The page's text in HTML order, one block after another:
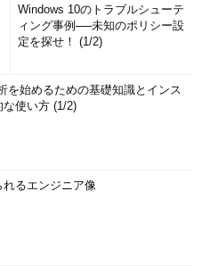
Windows 10のトラブルシューテ
ィング事例──未知のポリシー設
定を探せ！ (1/2)
を始めるための基礎知識とインス
な使い方 (1/2)
るエンジニア像